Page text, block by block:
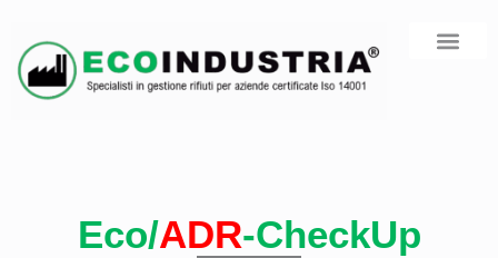
Eco/ADR-CheckUp